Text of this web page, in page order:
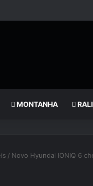
MONTANHA
/ Novo Hyundai IONIQ 6